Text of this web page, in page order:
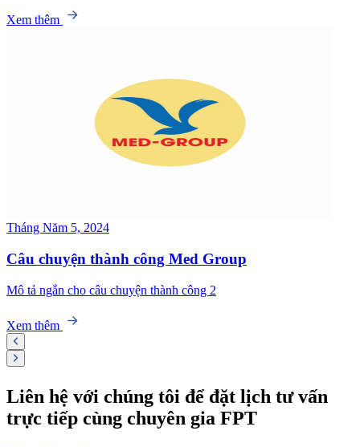
Xem thêm
Tháng Năm 5, 2024
Câu chuyện thành công Med Group
Mô tả ngắn cho câu chuyện thành công 2
Xem thêm
Liên hệ với chúng tôi để đặt lịch tư vấn
trực tiếp cùng chuyên gia FPT